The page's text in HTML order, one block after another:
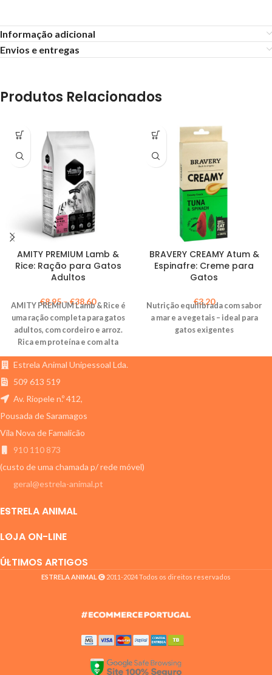
Informação adicional
Envios e entregas
Produtos Relacionados
AMITY PREMIUM Lamb &
Rice: Ração para Gatos
Adultos
€8,95–€38,60
AMITY PREMIUM Lamb & Rice é
uma ração completa para gatos
adultos, com cordeiro e arroz.
Rica em proteína e com alta
vitaminas e minerais essenciais
para a saúde do seu gato.
BRAVERY CREAMY Atum &
Espinafre: Creme para
Gatos
€3,20
Nutrição equilibrada com sabor
a mar e a vegetais – ideal para
gatos exigentes
Estrela Animal Unipessoal Lda.
509 613 519
Av. Riopele n.º 412,
Pousada de Saramagos
Vila Nova de Famalicão
910 110 873
(custo de uma chamada p/ rede móvel)
geral@estrela-animal.pt
ESTRELA ANIMAL
LOJA ON-LINE
ÚLTIMOS ARTIGOS
ESTRELA ANIMAL 2011-2024 Todos os direitos reservados